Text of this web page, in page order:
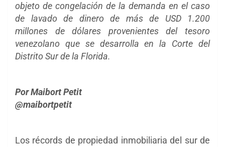
objeto de congelación de la demanda en el caso
de lavado de dinero de más de USD 1.200
millones de dólares provenientes del tesoro
venezolano que se desarrolla en la Corte del
Distrito Sur de la Florida.
Por Maibort Petit
@maibortpetit
Los récords de propiedad inmobiliaria del sur de